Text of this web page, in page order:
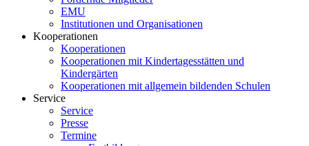
EMU
Institutionen und Organisationen
Kooperationen
Kooperationen
Kooperationen mit Kindertagesstätten und
Kindergärten
Kooperationen mit allgemein bildenden Schulen
Service
Service
Presse
Termine